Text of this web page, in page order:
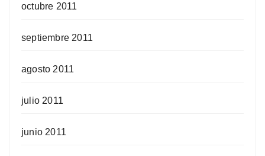
octubre 2011
septiembre 2011
agosto 2011
julio 2011
junio 2011